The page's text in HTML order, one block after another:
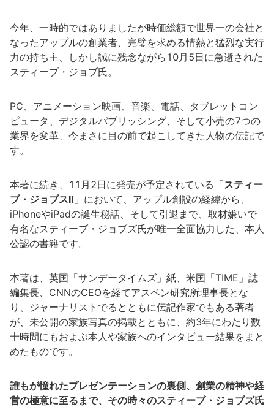
今年、一時的ではありましたが時価総額で世界一の会社と
なったアップルの創業者、完璧を求める情熱と猛烈な実行
力の持ち主、しかし誠に残念ながら10月5日に急逝された
スティーブ・ジョブ氏。
PC、アニメーション映画、音楽、電話、タブレットコン
ピュータ、デジタルパブリッシング、そして小売の7つの
業界を変革、今まさに目の前で起こしてきた人物の伝記で
す。
本著に続き、11月2日に発売が予定されている「スティー
ブ・ジョブスⅡ 」において、アップル創設の経緯から、
iPhoneやiPadの誕生秘話、そして引退まで、取材嫌いで
有名なスティーブ・ジョブズ氏が唯一全面協力した、本人
公認の書籍です。
本著は、英国「サンデータイムズ」紙、米国「TIME」誌
編集長、CNNのCEOを経てアスベン研究所理事長とな
り、ジャーナリストでるとともに伝記作家でもある著者
が、未公開の家族写真の掲載とともに、約3年にわたり数
十時間にもおよぶ本人や家族へのインタビュー結果をまと
めたものです。
誰もが憧れたプレゼンテーションの裏側、創業の精神や経
営の極意に至るまで、その時々のスティーブ・ジョブズ氏